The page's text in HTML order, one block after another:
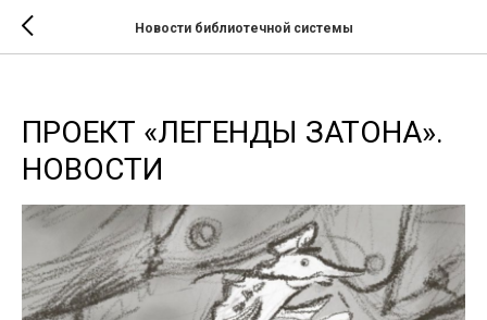
Новости библиотечной системы
ПРОЕКТ «ЛЕГЕНДЫ ЗАТОНА».
НОВОСТИ